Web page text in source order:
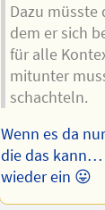
Dazu
dem er sich
für alle
mitunter
schachteln.
Wenn es da
die das
wieder ein 😛